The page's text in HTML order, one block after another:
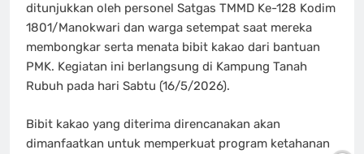
ditunjukkan oleh personel Satgas TMMD Ke-128 Kodim
1801/Manokwari dan warga setempat saat mereka
membongkar serta menata bibit kakao dari bantuan
PMK. Kegiatan ini berlangsung di Kampung Tanah
Rubuh pada hari Sabtu (16/5/2026).
Bibit kakao yang diterima direncanakan akan
dimanfaatkan untuk memperkuat program ketahanan